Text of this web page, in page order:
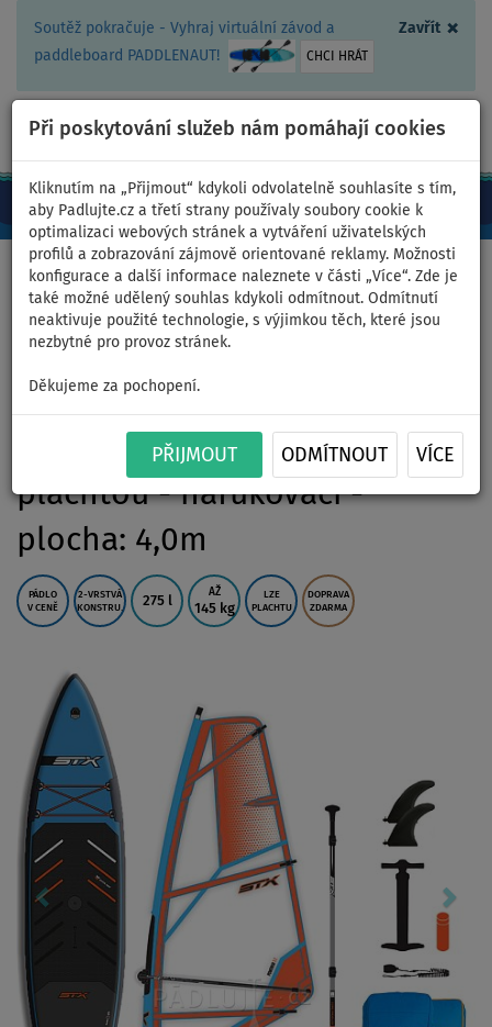
Zavřít ×
Soutěž pokračuje - Vyhraj virtuální závod a
paddleboard PADDLENAUT!
CHCI HRÁT
Při poskytování služeb nám pomáhají cookies
Kliknutím na „Přijmout“ kdykoli odvolatelně souhlasíte s tím,
aby Padlujte.cz a třetí strany používaly soubory cookie k
optimalizaci webových stránek a vytváření uživatelských
profilů a zobrazování zájmově orientované reklamy. Možnosti
konfigurace a další informace naleznete v části „Více“. Zde je
také možné udělený souhlas kdykoli odmítnout. Odmítnutí
neaktivuje použité technologie, s výjimkou těch, které jsou
nezbytné pro provoz stránek.
Děkujeme za pochopení.
PŘIJMOUT ODMÍTNOUT VÍCE
CZ/Kč +420 467 409 090 0ks
Domů >Nafukovací paddleboardy >WindSUP
Paddleboard STX WindSUP
Hybrid Tourer 11'
TEAL/ORANGE komplet s
plachtou - nafukovací -
plocha: 4,0m
PÁDLO
V CENĚ
2-VRSTVÁ
KONSTRU.
275 l
AŽ
145 kg
LZE
PLACHTU
DOPRAVA
ZDARMA